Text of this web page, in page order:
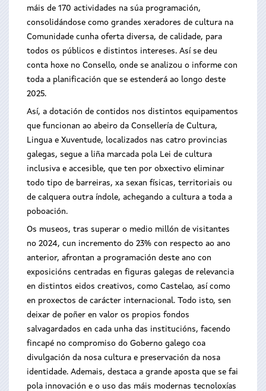
máis de 170 actividades na súa programación,
consolidándose como grandes xeradores de cultura na
Comunidade cunha oferta diversa, de calidade, para
todos os públicos e distintos intereses. Así se deu
conta hoxe no Consello, onde se analizou o informe con
toda a planificación que se estenderá ao longo deste
2025.
Así, a dotación de contidos nos distintos equipamentos
que funcionan ao abeiro da Consellería de Cultura,
Lingua e Xuventude, localizados nas catro provincias
galegas, segue a liña marcada pola Lei de cultura
inclusiva e accesible, que ten por obxectivo eliminar
todo tipo de barreiras, xa sexan físicas, territoriais ou
de calquera outra índole, achegando a cultura a toda a
poboación.
Os museos, tras superar o medio millón de visitantes
no 2024, cun incremento do 23% con respecto ao ano
anterior, afrontan a programación deste ano con
exposicións centradas en figuras galegas de relevancia
en distintos eidos creativos, como Castelao, así como
en proxectos de carácter internacional. Todo isto, sen
deixar de poñer en valor os propios fondos
salvagardados en cada unha das institucións, facendo
fincapé no compromiso do Goberno galego coa
divulgación da nosa cultura e preservación da nosa
identidade. Ademais, destaca a grande aposta que se fai
pola innovación e o uso das máis modernas tecnoloxías